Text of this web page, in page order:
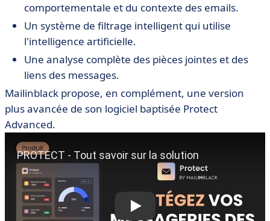
comportementale et du contexte des emails.
Un système de filtrage intelligent qui utilise
l'intelligence artificielle.
Une analyse complète des pièces jointes et des
liens des messages.
Mailinblack propose, en complément, une version
plus avancée de son logiciel baptisée Protect
Advanced.